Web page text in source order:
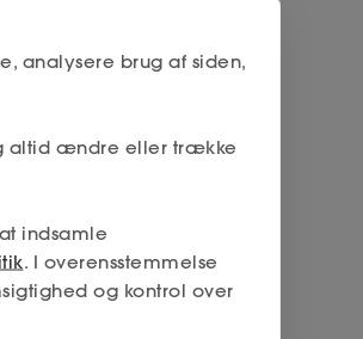
analysere brug af siden,
altid ændre eller trække
indsamle
. I overensstemmelse
og kontrol over